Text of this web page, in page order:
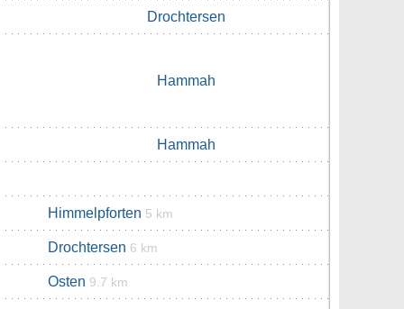
Drochtersen
Hammah
Hammah
Himmelpforten 5 km
Drochtersen 6 km
Osten 9.7 km